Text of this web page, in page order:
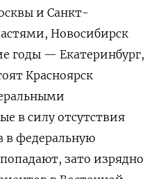
и Санкт-
Новосибирск
годы — Екатеринбург,
Красноярск
в силу отсутствия
в федеральную
зато изрядно